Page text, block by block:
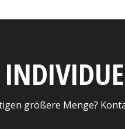
größere Menge?